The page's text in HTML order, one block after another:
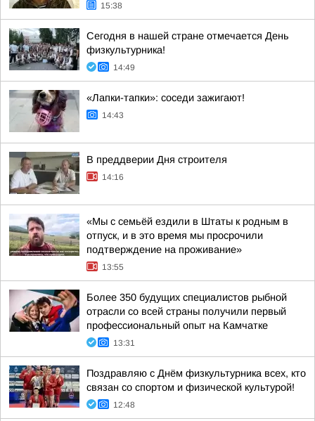
15:38
Сегодня в нашей стране отмечается День
физкультурника!
14:49
«Лапки-тапки»: соседи зажигают!
14:43
В преддверии Дня строителя
14:16
«Мы с семьёй ездили в Штаты к родным в
отпуск, и в это время мы просрочили
подтверждение на проживание»
13:55
Более 350 будущих специалистов рыбной
отрасли со всей страны получили первый
профессиональный опыт на Камчатке
13:31
Поздравляю с Днём физкультурника всех, кто
связан со спортом и физической культурой!
12:48